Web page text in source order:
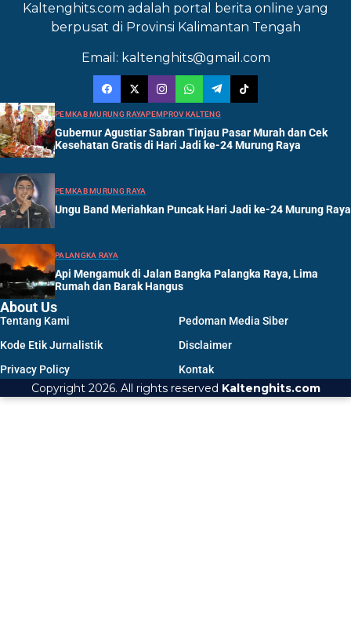
Kaltenghits.com adalah portal berita online yang
berpusat di Provinsi Kalimantan Tengah
Email: kaltenghits@gmail.com
PEMKAB MURUNG RAYAPEMPROV KALTENG
Gubernur Agustiar Sabran Tinjau Pasar Murah dan Cek
Kesehatan Gratis di Hari Jadi ke-24 Murung Raya
PEMKAB MURUNG RAYA
Ungu Band Meriahkan Puncak Hari Jadi ke-24 Murung Raya
PALANGKA RAYA
Api Mengamuk di Jalan Bangka Palangka Raya, Lima
Rumah dan Barak Hangus
About Us
Tentang Kami
Pedoman Media Siber
Kode Etik Jurnalistik
Disclaimer
Privacy Policy
Kontak
Copyright 2026. All rights reserved Kaltenghits.com